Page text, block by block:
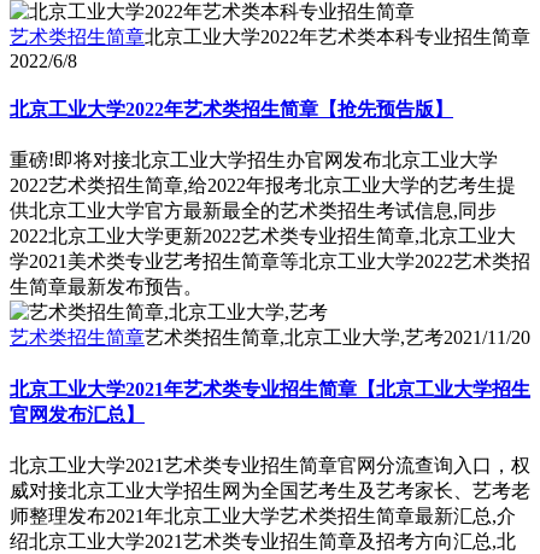
艺术类招生简章北京工业大学2022年艺术类本科专业招生简章
2022/6/8
北京工业大学2022年艺术类招生简章【抢先预告版】
重磅!即将对接北京工业大学招生办官网发布北京工业大学
2022艺术类招生简章,给2022年报考北京工业大学的艺考生提
供北京工业大学官方最新最全的艺术类招生考试信息,同步
2022北京工业大学更新2022艺术类专业招生简章,北京工业大
学2021美术类专业艺考招生简章等北京工业大学2022艺术类招
生简章最新发布预告。
艺术类招生简章艺术类招生简章,北京工业大学,艺考2021/11/20
北京工业大学2021年艺术类专业招生简章【北京工业大学招生
官网发布汇总】
北京工业大学2021艺术类专业招生简章官网分流查询入口，权
威对接北京工业大学招生网为全国艺考生及艺考家长、艺考老
师整理发布2021年北京工业大学艺术类招生简章最新汇总,介
绍北京工业大学2021艺术类专业招生简章及招考方向汇总,北